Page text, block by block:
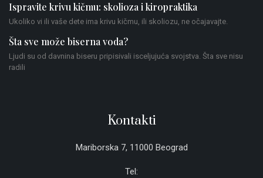
Ispravite krivu kičmu: skolioza i kiropraktika
Ukoliko vi ili vaše dete ima krivu kičmu, ili skoliozu, ne očajavajte.
Šta sve može biserna voda?
Ljudi su od davnina biseru pripisivali isceljujuća svojstva. Šta sve nisu
radili
Kontakti
Mariborska 7, 11000 Beograd
Tel: